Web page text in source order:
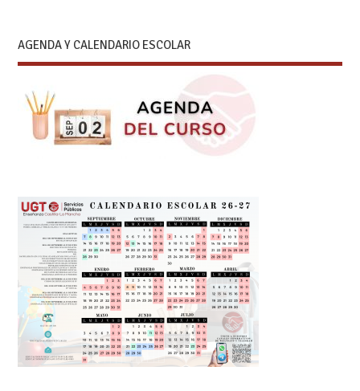
AGENDA Y CALENDARIO ESCOLAR